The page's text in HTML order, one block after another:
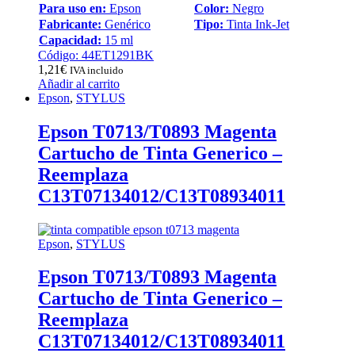
Para uso en: Epson Color: Negro
Fabricante: Genérico Tipo: Tinta Ink-Jet
Capacidad: 15 ml
Código: 44ET1291BK
1,21€ IVA incluido
Añadir al carrito
Epson, STYLUS
Epson T0713/T0893 Magenta
Cartucho de Tinta Generico –
Reemplaza
C13T07134012/C13T08934011
Epson, STYLUS
Epson T0713/T0893 Magenta
Cartucho de Tinta Generico –
Reemplaza
C13T07134012/C13T08934011